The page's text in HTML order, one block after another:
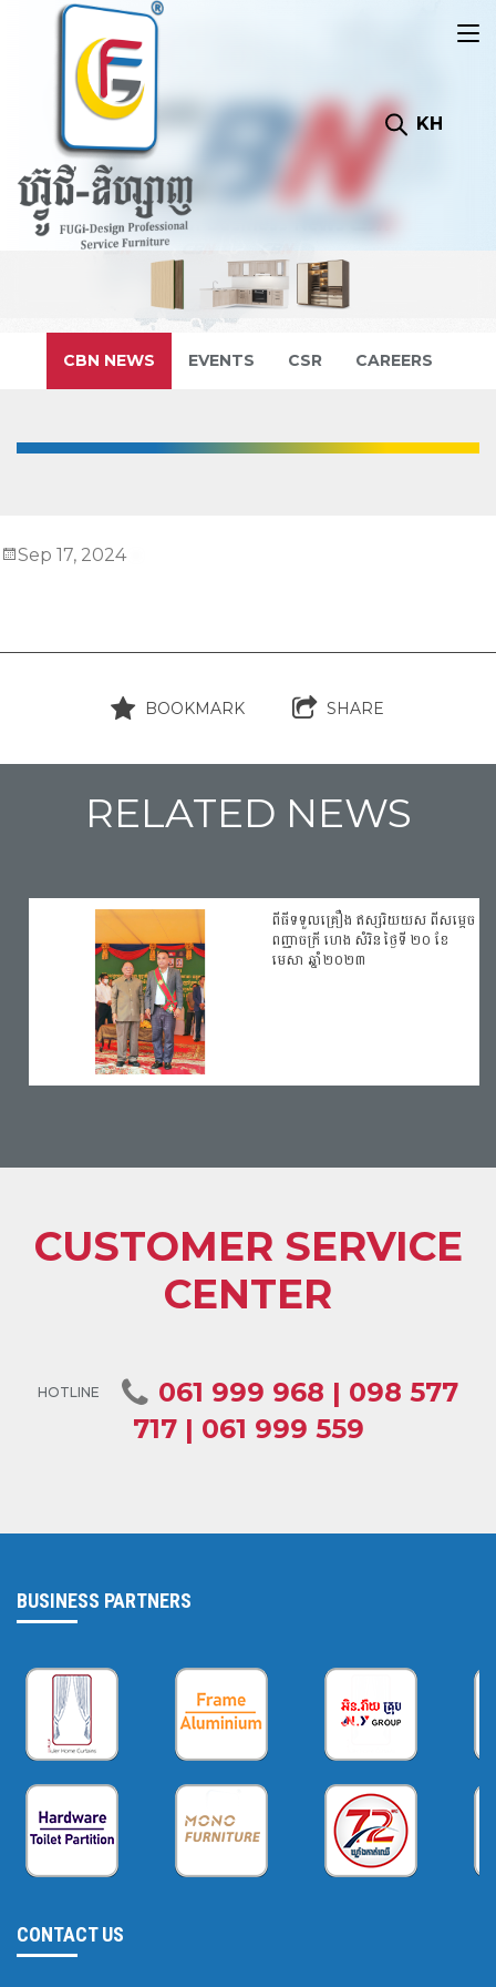
KH
CBN NEWS EVENTS CSR CAREERS
Sep 17, 2024
BOOKMARK SHARE
RELATED NEWS
ពីធី​ទទួលគ្រឿង ឥស្សរិយយស ពីសម្តេច
ពញ្ញាចក្រី ហេង សំរិន ថ្ងៃទី ២០ ខែ
មេសា ឆ្នាំ២០២៣
CUSTOMER SERVICE
CENTER
HOTLINE
061 999 968 | 098 577
717 | 061 999 559
BUSINESS PARTNERS
CONTACT US